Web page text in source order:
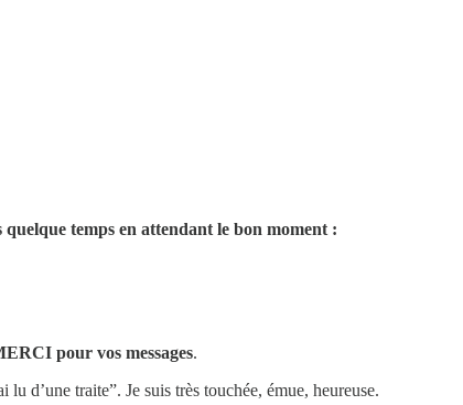
temps en attendant le bon moment :
pour vos messages.
lu d’une traite”. Je suis très touchée, émue, heureuse.